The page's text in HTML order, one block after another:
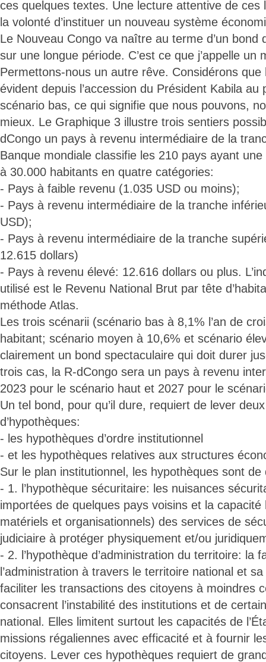
ces quelques textes. Une lecture attentive de ces
la volonté d’instituer un nouveau système
Le Nouveau Congo va naître au terme d’un bond
sur une longue période. C’est ce que j’appelle un
Permettons-nous un autre rêve. Considérons que
évident depuis l’accession du Président Kabila
scénario bas, ce qui signifie que nous pouvons,
mieux. Le Graphique 3 illustre trois sentiers
dCongo un pays à revenu intermédiaire de la
Banque mondiale classifie les 210 pays ayant
à 30.000 habitants en quatre catégories:
- Pays à faible revenu (1.035 USD ou moins);
- Pays à revenu intermédiaire de la tranche
USD);
- Pays à revenu intermédiaire de la tranche
12.615 dollars)
- Pays à revenu élevé: 12.616 dollars ou plus.
utilisé est le Revenu National Brut par tête
méthode Atlas.
Les trois scénarii (scénario bas à 8,1% l’an de
habitant; scénario moyen à 10,6% et scénario
clairement un bond spectaculaire qui doit durer
trois cas, la R-dCongo sera un pays à revenu
2023 pour le scénario haut et 2027 pour le
Un tel bond, pour qu’il dure, requiert de lever
d’hypothèques:
- les hypothèques d’ordre institutionnel
- et les hypothèques relatives aux structures
Sur le plan institutionnel, les hypothèques sont de
- 1. l’hypothèque sécuritaire: les nuisances
importées de quelques pays voisins et la
matériels et organisationnels) des services de
judiciaire à protéger physiquement et/ou
- 2. l’hypothèque d’administration du territoire: la
l’administration à travers le territoire national et
faciliter les transactions des citoyens à moindres
consacrent l’instabilité des institutions et de
national. Elles limitent surtout les capacités de
missions régaliennes avec efficacité et à fournir
citoyens. Lever ces hypothèques requiert de